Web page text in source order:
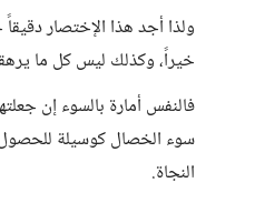
ولذا أجد هذا الإختصار
خيراً، وكذلك ليس كل ما
فالنفس أمارة بالسوء إن
سوء الخصال كوسيلة للحصول
النجاة.